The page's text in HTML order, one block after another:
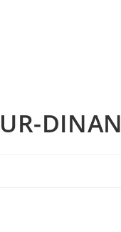
DINAN